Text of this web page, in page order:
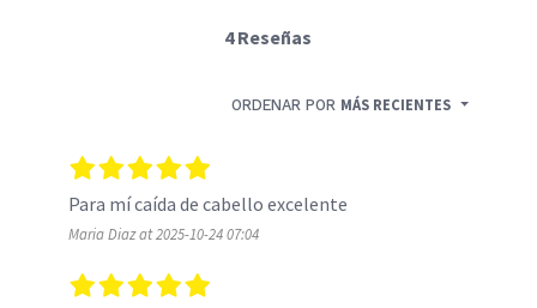
4 Reseñas
ORDENAR POR MÁS RECIENTES
Maria Diaz at 2025-10-24 07:04